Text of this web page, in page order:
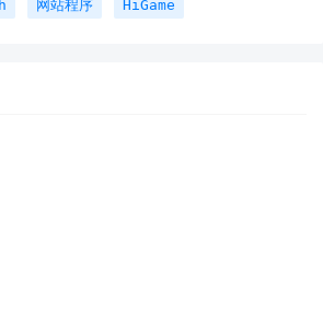
网站程序 HiGame